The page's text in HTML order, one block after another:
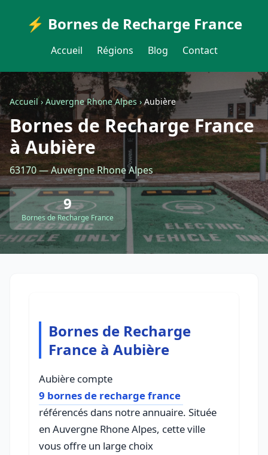
⚡ Bornes de Recharge France
Accueil Régions Blog Contact
Accueil›Auvergne Rhone Alpes›Aubière
Bornes de Recharge France
à Aubière
63170 — Auvergne Rhone Alpes
9
Bornes de Recharge France
Bornes de Recharge
France à Aubière
Aubière compte
9 bornes de recharge france
référencés dans notre annuaire. Située
en Auvergne Rhone Alpes, cette ville
vous offre un large choix